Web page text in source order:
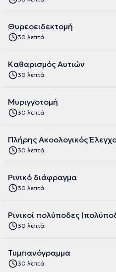
Θυρεοειδεκτομή
30 λεπτά
Καθαρισμός Αυτιών
30 λεπτά
Μυριγγοτομή
30 λεπτά
Πλήρης Ακοολογικός
30 λεπτά
Ρινικό διάφραγμα
30 λεπτά
Ρινικοί πολύποδες
30 λεπτά
Τυμπανόγραμμα
30 λεπτά